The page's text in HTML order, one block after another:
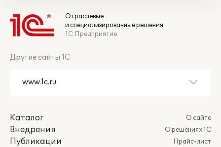
Отраслевые
и специализированные решения
1С:Предприятие
Другие сайты 1С
Каталог
Внедрения
Публикации
О сайте
О решениях 1С
Прайс-лист